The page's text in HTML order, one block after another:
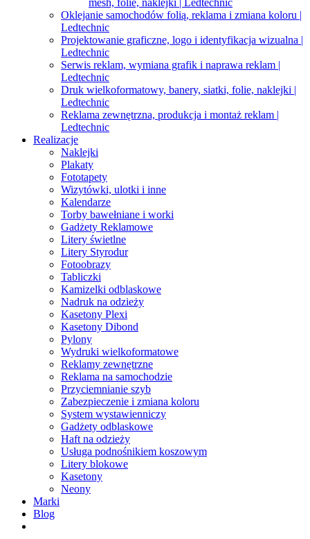
mesh, folie, naklejki | Ledtechnic
Oklejanie samochodów folią, reklama i zmiana koloru |
Ledtechnic
Projektowanie graficzne, logo i identyfikacja wizualna |
Ledtechnic
Serwis reklam, wymiana grafik i naprawa reklam |
Ledtechnic
Druk wielkoformatowy, banery, siatki, folie, naklejki |
Ledtechnic
Reklama zewnętrzna, produkcja i montaż reklam |
Ledtechnic
Realizacje
Naklejki
Plakaty
Fototapety
Wizytówki, ulotki i inne
Kalendarze
Torby bawełniane i worki
Gadżety Reklamowe
Litery świetlne
Litery Styrodur
Fotoobrazy
Tabliczki
Kamizelki odblaskowe
Nadruk na odzieży
Kasetony Plexi
Kasetony Dibond
Pylony
Wydruki wielkoformatowe
Reklamy zewnętrzne
Reklama na samochodzie
Przyciemnianie szyb
Zabezpieczenie i zmiana koloru
System wystawienniczy
Gadżety odblaskowe
Haft na odzieży
Usługa podnośnikiem koszowym
Litery blokowe
Kasetony
Neony
Marki
Blog